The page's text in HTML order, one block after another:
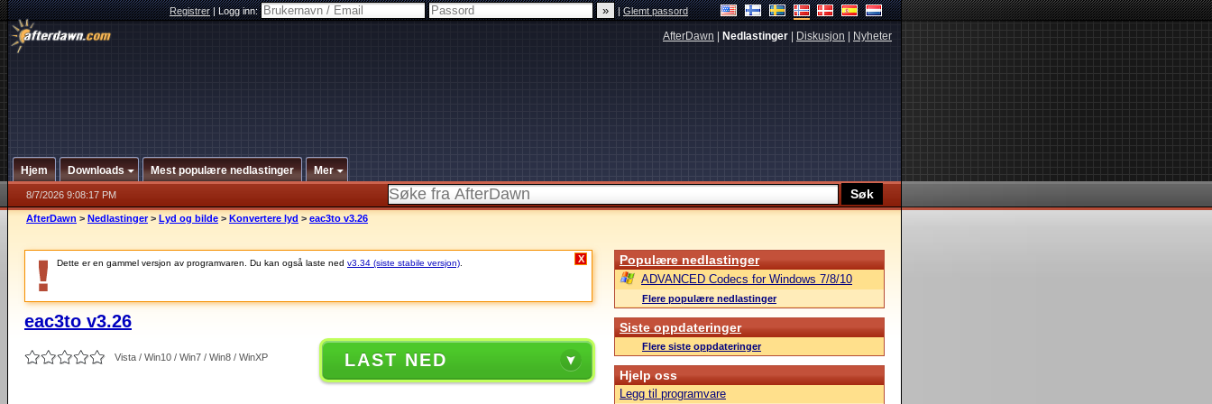
Registrer|Logg inn: |Glemt passord
AfterDawn Nedlastinger Diskusjon Nyheter
Hjem Downloads Mest populære nedlastinger Mer
8/7/2026 9:08:17 PM
AfterDawn > Nedlastinger > Lyd og bilde > Konvertere lyd > eac3to v3.26
Dette er en gammel versjon av programvaren. Du kan også laste ned v3.34 (siste stabile versjon) X
eac3to v3.26
Vista / Win10 / Win7 / Win8 / WinXP LAST NED
Populære nedlastinger
ADVANCED Codecs for Windows 7/8/10
Flere populære nedlastinger
Siste oppdateringer
Flere siste oppdateringer
Hjelp oss
Legg til programvare